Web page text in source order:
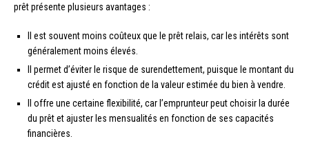
prêt présente plusieurs avantages :
Il est souvent moins coûteux que le prêt relais, car les intérêts sont
généralement moins élevés.
Il permet d’éviter le risque de surendettement, puisque le montant du
crédit est ajusté en fonction de la valeur estimée du bien à vendre.
Il offre une certaine flexibilité, car l’emprunteur peut choisir la durée
du prêt et ajuster les mensualités en fonction de ses capacités
financières.